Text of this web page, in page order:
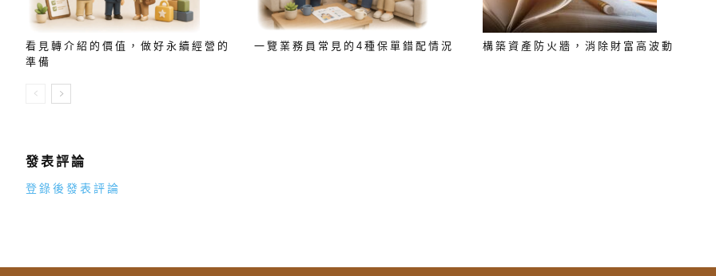
看見轉介紹的價值，做好永續經營的
準備
一覽業務員常見的4種保單錯配情況 構築資產防火牆，消除財富高波動
發表評論
登錄後發表評論